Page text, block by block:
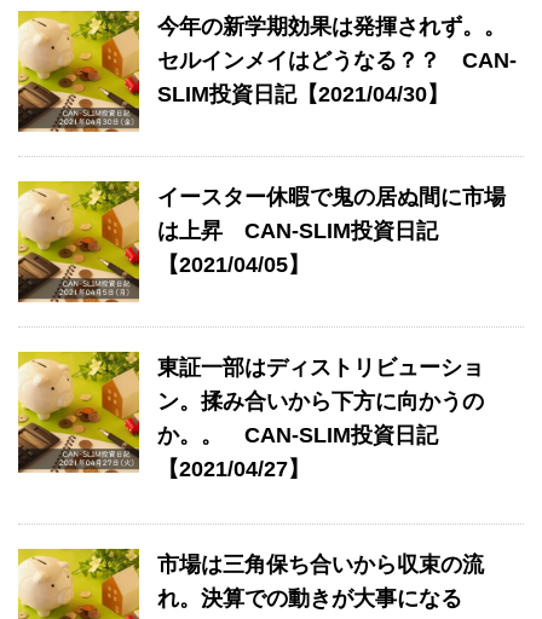
今年の新学期効果は発揮されず。。
セルインメイはどうなる？？ CAN-
SLIM投資日記【2021/04/30】
イースター休暇で鬼の居ぬ間に市場
は上昇 CAN-SLIM投資日記
【2021/04/05】
東証一部はディストリビューショ
ン。揉み合いから下方に向かうの
か。。 CAN-SLIM投資日記
【2021/04/27】
市場は三角保ち合いから収束の流
れ。決算での動きが大事になる